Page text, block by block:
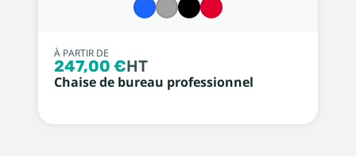
À PARTIR DE
247,00 €HT
Chaise de bureau professionnel